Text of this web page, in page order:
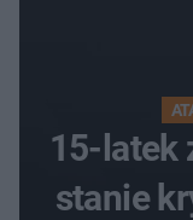
15-latek
stanie